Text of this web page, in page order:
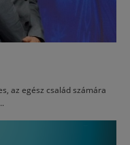
az egész család számára